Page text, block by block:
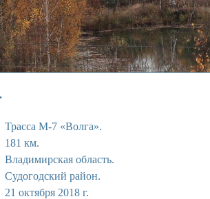
Трасса М-7 «Волга».
181 км.
Владимирская область.
Судогодский район.
21 октября 2018 г.